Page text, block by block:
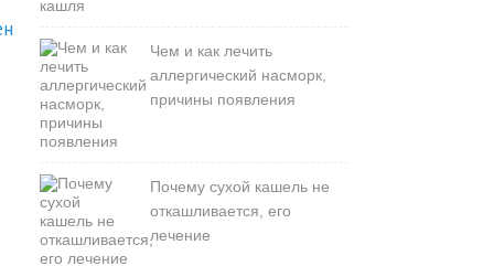
Чем и как лечить
аллергический насморк,
причины появления
Почему сухой кашель не
откашливается, его
лечение